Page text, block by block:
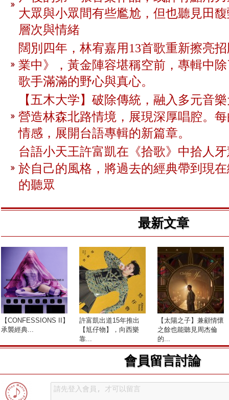
大眾與小眾間有些尷尬，但也聽見田
層次與情緒
闊別四年，林宥嘉用13首歌重新擦亮
業中》，黃金陣容堪稱空前，專輯中
歌手滿滿的野心與真心。
【五木大学】破除傳統，融入多元音
營造林森北路情境，展現深厚唱腔。
情感，展開台語專輯的新篇章。
台語小天王許富凱在《拾歌》中拾人
於自己的風格，將過去的經典帶到現
的聽眾
最新文章
【CONFESSIONS II】
承襲經典...
許富凱出道15年推出
【尪仔物】，向西樂
靠...
【太陽之子】兼顧情懷
之餘也能聽見周杰倫
的...
會員留言討論